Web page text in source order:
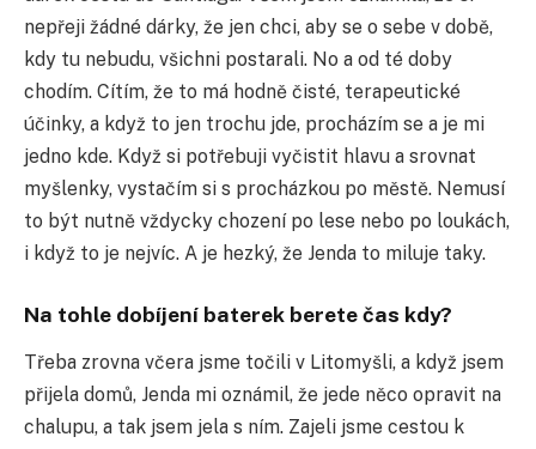
nepřeji žádné dárky, že jen chci, aby se o sebe v době,
kdy tu nebudu, všichni postarali. No a od té doby
chodím. Cítím, že to má hodně čisté, terapeutické
účinky, a když to jen trochu jde, procházím se a je mi
jedno kde. Když si potřebuji vyčistit hlavu a srovnat
myšlenky, vystačím si s procházkou po městě. Nemusí
to být nutně vždycky chození po lese nebo po loukách,
i když to je nejvíc. A je hezký, že Jenda to miluje taky.
Na tohle dobíjení baterek berete čas kdy?
Třeba zrovna včera jsme točili v Litomyšli, a když jsem
přijela domů, Jenda mi oznámil, že jede něco opravit na
chalupu, a tak jsem jela s ním. Zajeli jsme cestou k